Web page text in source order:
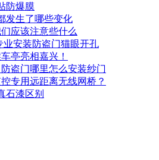
防爆膜
发生了哪些变化
应该注意些什么
业安装防盗门猫眼开孔
亭亮相嘉兴！
盗门哪里怎么安装纱门
专用远距离无线网桥？
石漆区别